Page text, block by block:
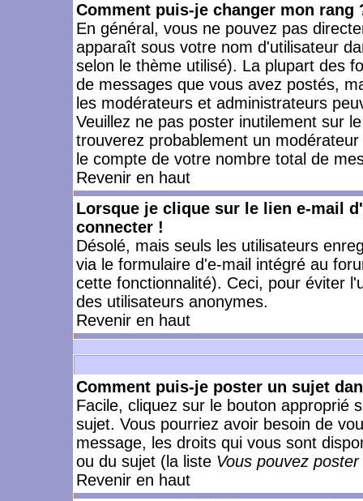
Comment puis-je changer mon rang
En général, vous ne pouvez pas
apparaît sous votre nom d'utilisateur
selon le thème utilisé). La plupart des
de messages que vous avez postés,
les modérateurs et administrateurs
Veuillez ne pas poster inutilement sur
trouverez probablement un
le compte de votre nombre total de
Revenir en haut
Lorsque je clique sur le lien e-mail
connecter !
Désolé, mais seuls les utilisateurs
via le formulaire d'e-mail intégré au
cette fonctionnalité). Ceci, pour éviter
des utilisateurs anonymes.
Revenir en haut
Comment puis-je poster un sujet
Facile, cliquez sur le bouton approprié
sujet. Vous pourriez avoir besoin de
message, les droits qui vous sont
ou du sujet (la liste Vous pouvez
Revenir en haut